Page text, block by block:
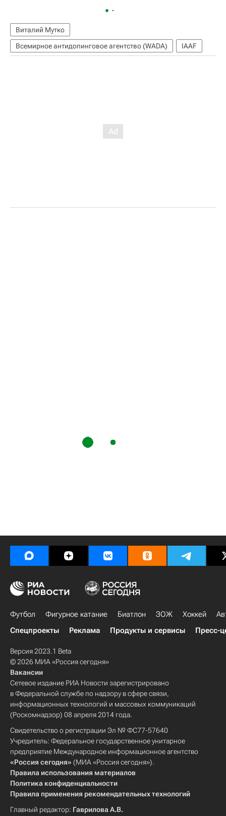
Виталий Мутко
Всемирное антидопинговое агентство (WADA)
IAAF
Футбол Фигурное катание Биатлон ЗОЖ Хоккей
Спецпроекты
Реклама Продукты и сервисы Пресс-
Версия 2023.1 Beta
© 2026 МИА «Россия сегодня»
Вакансии
Сетевое издание РИА Новости зарегистрировано
в Федеральной службе по надзору в сфере связи,
информационных технологий и массовых коммуникаций
(Роскомнадзор) 08 апреля 2014 года.
Свидетельство о регистрации Эл № ФС77-57640
Учредитель: Федеральное государственное унитарное
предприятие Международное информационное агентство
«Россия сегодня» (МИА «Россия сегодня»).
Правила использования материалов
Политика конфиденциальности
Правила применения рекомендательных технологий
Главный редактор: Гаврилова А.В.